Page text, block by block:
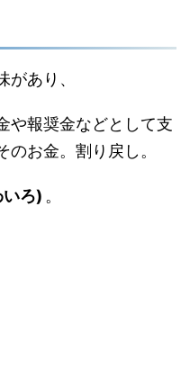
あり、
や報奨金などとして支
お金。割り戻し。
いろ) 。